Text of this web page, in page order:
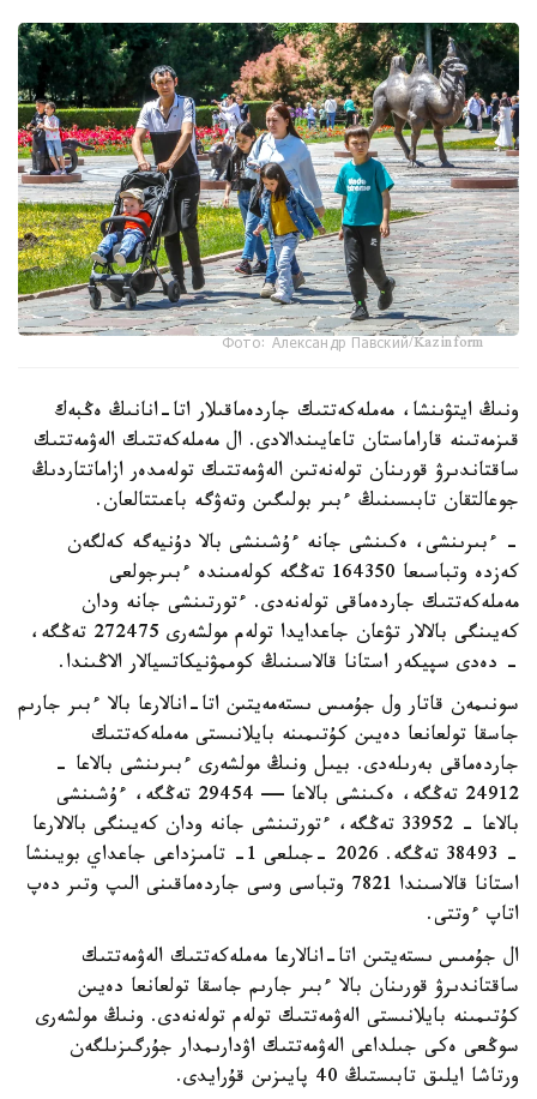
Фото: Александр Павский/Kazinform
ونىڭ ايتۋىنشا، مەملەكەتتىك جاردەماقىلار اتا-انانىڭ ەڭبەك
قىزمەتىنە قاراماستان تاعايىندالادى. ال مەملەكەتتىك الەۋمەتتىك
ساقتاندىرۋ قورىنان تولەنەتىن الەۋمەتتىك تولەمدەر ازاماتتاردىڭ
جوعالتقان تابىسىنىڭ ءبىر بولىگىن وتەۋگە باعىتتالعان.
- ءبىرىنشى، ەكىنشى جانە ءۇشىنشى بالا دۇنيەگە كەلگەن
كەزدە وتباسىعا 164350 تەڭگە كولەمىندە ءبىرجولعى
مەملەكەتتىك جاردەماقى تولەنەدى. ءتورتىنشى جانە ودان
كەيىنگى بالالار تۋعان جاعدايدا تولەم مولشەرى 272475 تەڭگە،
- دەدى سپيكەر استانا قالاسىنىڭ كوممۋنيكاتسيالار الاڭىندا.
سونىمەن قاتار ول جۇمىس ىستەمەيتىن اتا-انالارعا بالا ءبىر جارىم
جاسقا تولعانعا دەيىن كۇتىمىنە بايلانىستى مەملەكەتتىك
جاردەماقى بەرىلەدى. بيىل ونىڭ مولشەرى ءبىرىنشى بالاعا -
24912 تەڭگە، ەكىنشى بالاعا — 29454 تەڭگە، ءۇشىنشى
بالاعا - 33952 تەڭگە، ءتورتىنشى جانە ودان كەيىنگى بالالارعا
- 38493 تەڭگە. 2026 -جىلعى 1- تامىزداعى جاعداي بويىنشا
استانا قالاسىندا 7821 وتباسى وسى جاردەماقىنى الىپ وتىر دەپ
اتاپ ءوتتى.
ال جۇمىس ىستەيتىن اتا-انالارعا مەملەكەتتىك الەۋمەتتىك
ساقتاندىرۋ قورىنان بالا ءبىر جارىم جاسقا تولعانعا دەيىن
كۇتىمىنە بايلانىستى الەۋمەتتىك تولەم تولەنەدى. ونىڭ مولشەرى
سوڭعى ەكى جىلداعى الەۋمەتتىك اۋدارىمدار جۇرگىزىلگەن
ورتاشا ايلىق تابىستىڭ 40 پايىزىن قۇرايدى.